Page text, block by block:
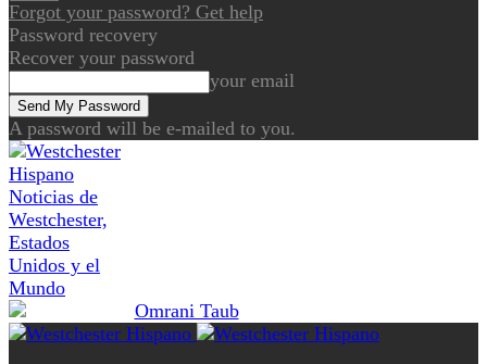
Forgot your password? Get help
Password recovery
Recover your password
your email
A password will be e-mailed to you.
Noticias de
Westchester,
Estados
Unidos y el
Mundo